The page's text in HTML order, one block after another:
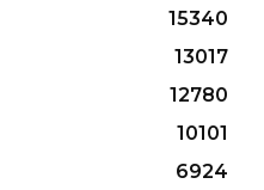
15340
13017
12780
10101
6924